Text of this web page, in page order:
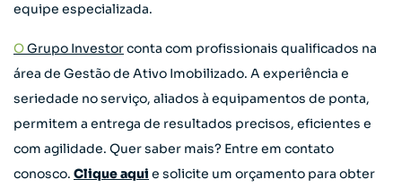
equipe especializada.
OGrupo Investorconta com profissionais qualificados na
área de Gestão de Ativo Imobilizado. A experiência e
seriedade no serviço, aliados à equipamentos de ponta,
permitem a entrega de resultados precisos, eficientes e
com agilidade. Quer saber mais? Entre em contato
conosco. Clique aqui e solicite um orçamento para obter